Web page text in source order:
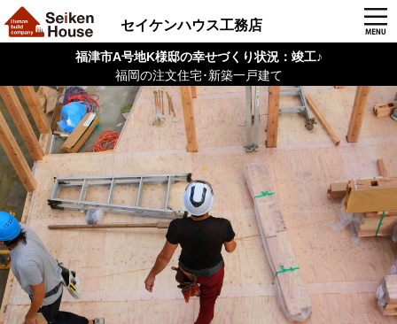
福津市A号地K様邸の幸せづくり状況：竣工♪
福岡の注文住宅･新築一戸建て
セイケンハウス工務店